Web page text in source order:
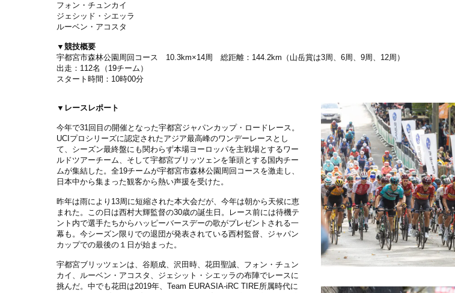
フォン・チュンカイ
ジェシッド・シエッラ
ルーベン・アコスタ
▼競技概要
宇都宮市森林公園周回コース 10.3km×14周 総距離：144.2km（山岳賞は3周、6周、9周、12周）
出走：112名（19チーム）
スタート時間：10時00分
▼レースレポート
今年で31回目の開催となった宇都宮ジャパンカップ・ロードレース。
UCIプロシリーズに認定されたアジア最高峰のワンデーレースとし
て、シーズン最終盤にも関わらず本場ヨーロッパを主戦場とするワー
ルドツアーチーム、そして宇都宮ブリッツェンを筆頭とする国内チー
ムが集結した。全19チームが宇都宮市森林公園周回コースを激走し、
日本中から集まった観客から熱い声援を受けた。
昨年は雨により13周に短縮された本大会だが、今年は朝から天候に恵
まれた。この日は西村大輝監督の30歳の誕生日。レース前には待機テ
ント内で選手たちからハッピーバースデーの歌がプレゼントされる一
幕も。今シーズン限りでの退団が発表されている西村監督、ジャパン
カップでの最後の１日が始まった。
宇都宮ブリッツェンは、谷順成、沢田時、花田聖誠、フォン・チュン
カイ、ルーベン・アコスタ、ジェシット・シエッラの布陣でレースに
挑んだ。中でも花田は2019年、Team EURASIA-iRC TIRE所属時代に